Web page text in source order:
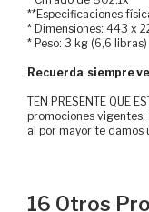
**Especificaciones
* Dimensiones: 443 x
* Peso: 3 kg (6,6 libras)
Recuerda siempre
TEN PRESENTE QUE
promociones
al por mayor te damos
16 Otros